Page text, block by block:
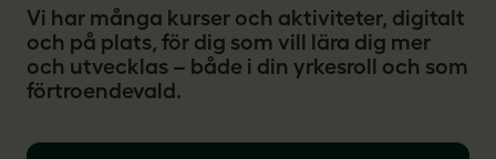
Vi har många kurser och aktiviteter, digitalt
och på plats, för dig som vill lära dig mer
och utvecklas – både i din yrkesroll och som
förtroendevald.